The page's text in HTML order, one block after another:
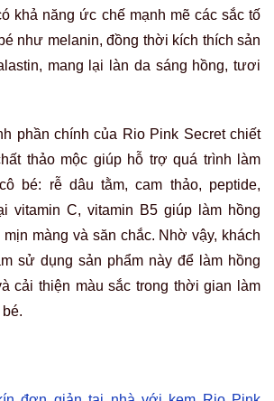
khả năng ức chế mạnh mẽ các sắc tố
như melanin, đồng thời kích thích sản
mang lại làn da sáng hồng, tươi
phần chính của Rio Pink Secret chiết
thảo mộc giúp hỗ trợ quá trình làm
bé: rễ dâu tằm, cam thảo, peptide,
vitamin C, vitamin B5 giúp làm hồng
màng và săn chắc. Nhờ vậy, khách
sử dụng sản phẩm này để làm hồng
cải thiện màu sắc trong thời gian làm